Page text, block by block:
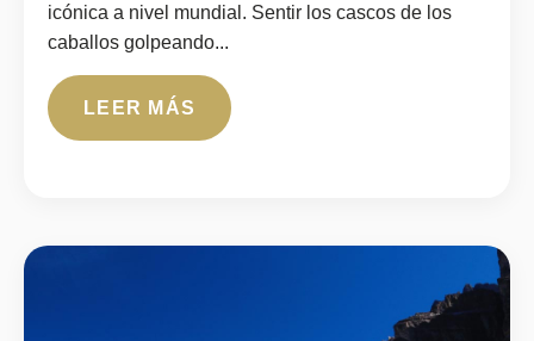
icónica a nivel mundial. Sentir los cascos de los
caballos golpeando...
LEER MÁS